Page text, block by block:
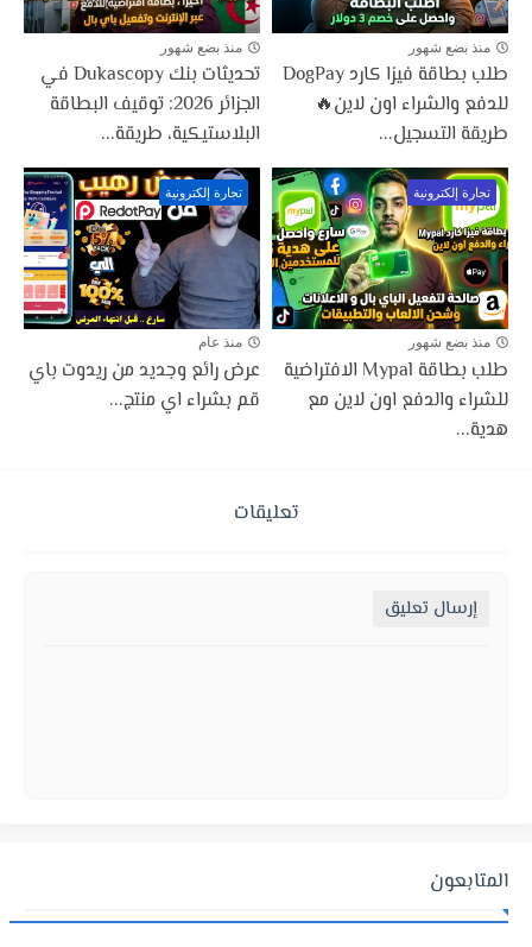
منذ بضع شهور
طلب بطاقة فيزا كارد DogPay
للدفع والشراء اون لاين🔥
طريقة التسجيل...
منذ بضع شهور
تحديثات بنك Dukascopy في
الجزائر 2026: توقيف البطاقة
البلاستيكية، طريقة...
تجارة إلكترونية
منذ بضع شهور
طلب بطاقة Mypal الافتراضية
للشراء والدفع اون لاين مع
هدية...
تجارة إلكترونية
منذ عام
عرض رائع وجديد من ريدوت باي
قم بشراء اي منتج...
تعليقات
إرسال تعليق
المتابعون